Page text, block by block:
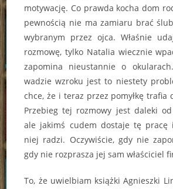
motywację. Co prawda kocha dom
pewnością nie ma zamiaru brać
wybranym przez ojca. Właśnie
rozmowę, tylko Natalia wiecznie
zapomina nieustannie o
wadzie wzroku jest to niestety
chce, że i teraz przez pomyłkę trafia
Przebieg tej rozmowy jest daleki
ale jakimś cudem dostaje tę
niej radzi. Oczywiście, gdy nie
gdy nie rozprasza jej sam właściciel
To, że uwielbiam książki Agnieszki